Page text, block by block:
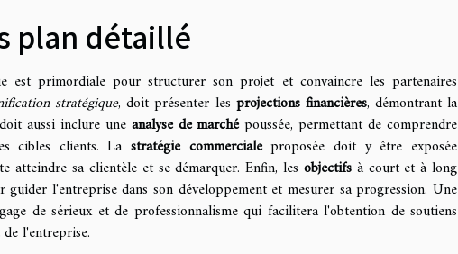
plan détaillé
est primordiale pour structurer son projet et convaincre les partenaires
stratégique, doit présenter les projections financières, démontrant la
aussi inclure une analyse de marchépoussée, permettant de comprendre
cibles clients. Lastratégie commercialeproposée doit y être exposée
atteindre sa clientèle et se démarquer. Enfin, les objectifsà court et à long
l'entreprise dans son développement et mesurer sa progression. Une
de sérieux et de professionnalisme qui facilitera l'obtention de soutiens
l'entreprise.